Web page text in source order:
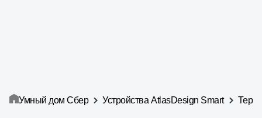
Умный дом Сбер Устройства AtlasDesign Smart